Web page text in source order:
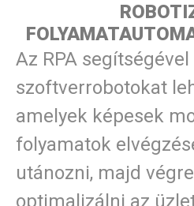
Az RPA segítségével
szoftverrobotokat
amelyek képesek
folyamatok
utánozni, majd
optimalizálni az